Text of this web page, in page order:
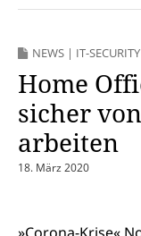
NEWS | IT-SECURITY
Home
sicher
arbeiten
18. März 2020